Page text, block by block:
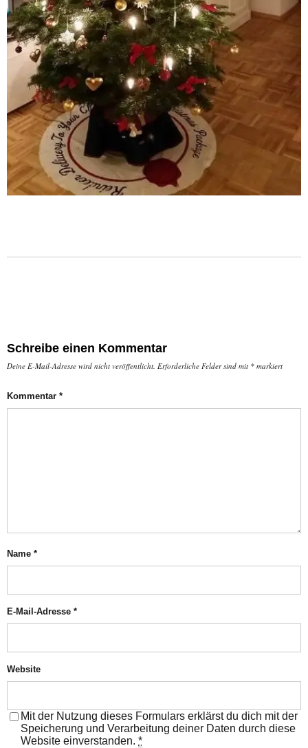
Schreibe einen Kommentar
Deine E-Mail-Adresse wird nicht veröffentlicht. Erforderliche Felder sind mit * markiert
Kommentar *
Name *
E-Mail-Adresse *
Website
Mit der Nutzung dieses Formulars erklärst du dich mit der
Speicherung und Verarbeitung deiner Daten durch diese
Website einverstanden. *